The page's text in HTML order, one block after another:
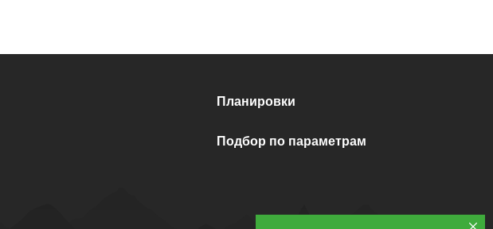
2х полосный потолочный карниз для навески штор
Планировки
Подбор по параметрам